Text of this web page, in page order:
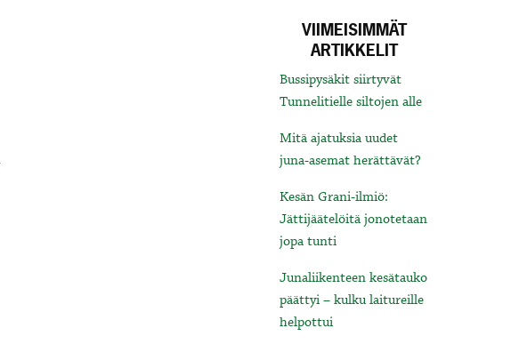
VIIMEISIMMÄT
ARTIKKELIT
Bussipysäkit siirtyvät
Tunnelitielle siltojen alle
Mitä ajatuksia uudet
juna-asemat herättävät?
Kesän Grani-ilmiö:
Jättijäätelöitä jonotetaan
jopa tunti
Junaliikenteen kesätauko
päättyi – kulku laitureille
helpottui